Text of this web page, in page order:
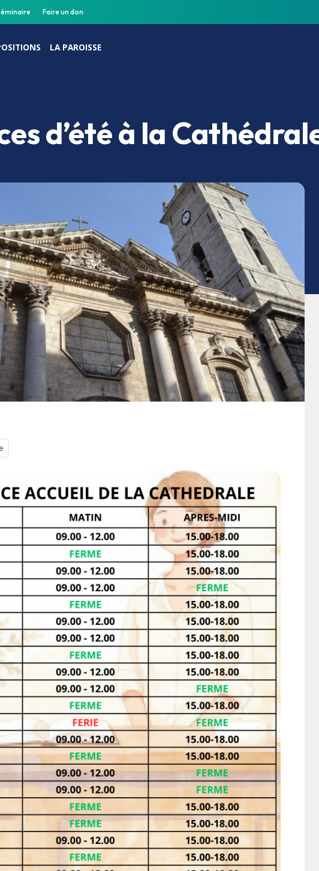
Faire un don
LA PAROISSE
d’été à la